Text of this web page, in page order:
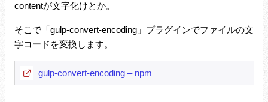
contentが文字化けとか。
そこで「gulp-convert-encoding」プラグインでファイルの文
字コードを変換します。
gulp-convert-encoding – npm